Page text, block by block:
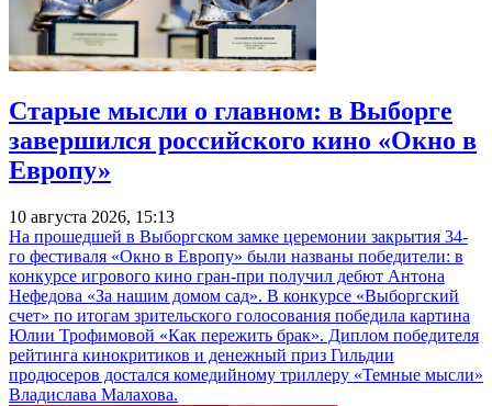
Старые мысли о главном: в Выборге
завершился российского кино «Окно в
Европу»
10 августа 2026, 15:13
На прошедшей в Выборгском замке церемонии закрытия 34-
го фестиваля «Окно в Европу» были названы победители: в
конкурсе игрового кино гран-при получил дебют Антона
Нефедова «За нашим домом сад». В конкурсе «Выборгский
счет» по итогам зрительского голосования победила картина
Юлии Трофимовой «Как пережить брак». Диплом победителя
рейтинга кинокритиков и денежный приз Гильдии
продюсеров достался комедийному триллеру «Темные мысли»
Владислава Малахова.